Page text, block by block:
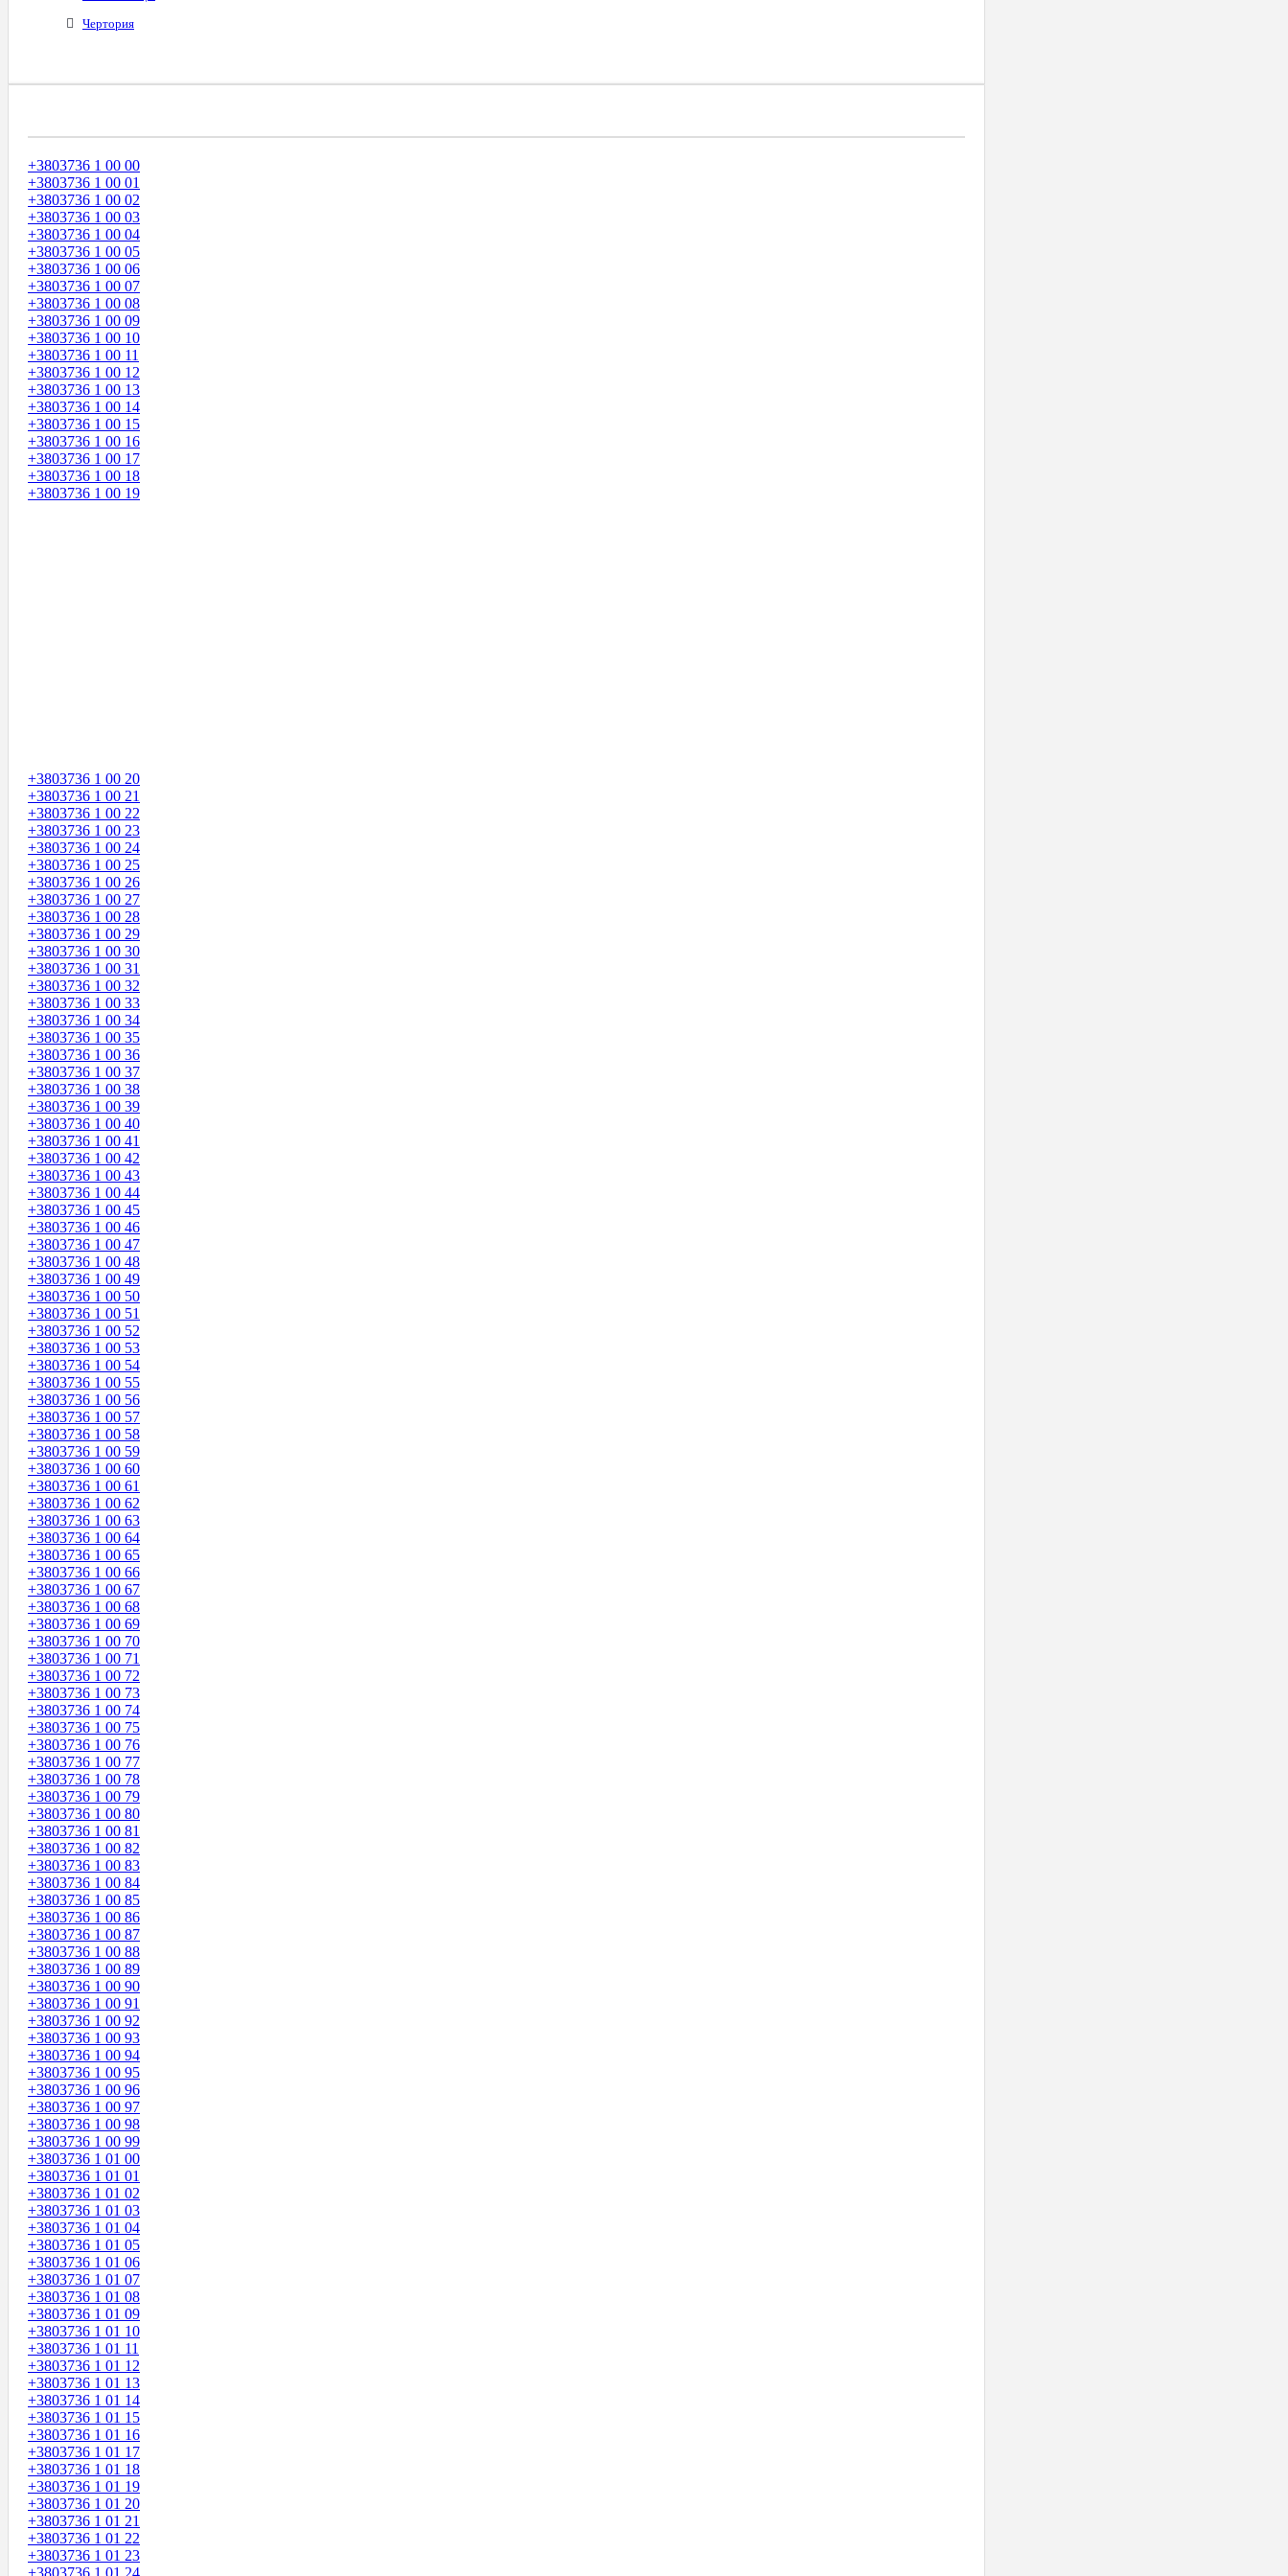
Чертория
+3803736 1 00 00
+3803736 1 00 01
+3803736 1 00 02
+3803736 1 00 03
+3803736 1 00 04
+3803736 1 00 05
+3803736 1 00 06
+3803736 1 00 07
+3803736 1 00 08
+3803736 1 00 09
+3803736 1 00 10
+3803736 1 00 11
+3803736 1 00 12
+3803736 1 00 13
+3803736 1 00 14
+3803736 1 00 15
+3803736 1 00 16
+3803736 1 00 17
+3803736 1 00 18
+3803736 1 00 19
+3803736 1 00 20
+3803736 1 00 21
+3803736 1 00 22
+3803736 1 00 23
+3803736 1 00 24
+3803736 1 00 25
+3803736 1 00 26
+3803736 1 00 27
+3803736 1 00 28
+3803736 1 00 29
+3803736 1 00 30
+3803736 1 00 31
+3803736 1 00 32
+3803736 1 00 33
+3803736 1 00 34
+3803736 1 00 35
+3803736 1 00 36
+3803736 1 00 37
+3803736 1 00 38
+3803736 1 00 39
+3803736 1 00 40
+3803736 1 00 41
+3803736 1 00 42
+3803736 1 00 43
+3803736 1 00 44
+3803736 1 00 45
+3803736 1 00 46
+3803736 1 00 47
+3803736 1 00 48
+3803736 1 00 49
+3803736 1 00 50
+3803736 1 00 51
+3803736 1 00 52
+3803736 1 00 53
+3803736 1 00 54
+3803736 1 00 55
+3803736 1 00 56
+3803736 1 00 57
+3803736 1 00 58
+3803736 1 00 59
+3803736 1 00 60
+3803736 1 00 61
+3803736 1 00 62
+3803736 1 00 63
+3803736 1 00 64
+3803736 1 00 65
+3803736 1 00 66
+3803736 1 00 67
+3803736 1 00 68
+3803736 1 00 69
+3803736 1 00 70
+3803736 1 00 71
+3803736 1 00 72
+3803736 1 00 73
+3803736 1 00 74
+3803736 1 00 75
+3803736 1 00 76
+3803736 1 00 77
+3803736 1 00 78
+3803736 1 00 79
+3803736 1 00 80
+3803736 1 00 81
+3803736 1 00 82
+3803736 1 00 83
+3803736 1 00 84
+3803736 1 00 85
+3803736 1 00 86
+3803736 1 00 87
+3803736 1 00 88
+3803736 1 00 89
+3803736 1 00 90
+3803736 1 00 91
+3803736 1 00 92
+3803736 1 00 93
+3803736 1 00 94
+3803736 1 00 95
+3803736 1 00 96
+3803736 1 00 97
+3803736 1 00 98
+3803736 1 00 99
+3803736 1 01 00
+3803736 1 01 01
+3803736 1 01 02
+3803736 1 01 03
+3803736 1 01 04
+3803736 1 01 05
+3803736 1 01 06
+3803736 1 01 07
+3803736 1 01 08
+3803736 1 01 09
+3803736 1 01 10
+3803736 1 01 11
+3803736 1 01 12
+3803736 1 01 13
+3803736 1 01 14
+3803736 1 01 15
+3803736 1 01 16
+3803736 1 01 17
+3803736 1 01 18
+3803736 1 01 19
+3803736 1 01 20
+3803736 1 01 21
+3803736 1 01 22
+3803736 1 01 23
+3803736 1 01 24